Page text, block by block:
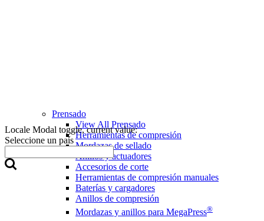
Locale Modal toggle, current value:
Seleccione un país
Prensado
View All Prensado
Herramientas de compresión
Mordazas de sellado
Anillos y actuadores
Accesorios de corte
Herramientas de compresión manuales
Baterías y cargadores
Anillos de compresión
Mordazas y anillos para MegaPress®